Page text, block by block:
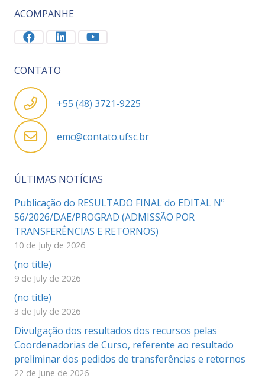
ACOMPANHE
CONTATO
+55 (48) 3721-9225
emc@contato.ufsc.br
ÚLTIMAS NOTÍCIAS
Publicação do RESULTADO FINAL do EDITAL Nº
56/2026/DAE/PROGRAD (ADMISSÃO POR
TRANSFERÊNCIAS E RETORNOS)
10 de July de 2026
(no title)
9 de July de 2026
(no title)
3 de July de 2026
Divulgação dos resultados dos recursos pelas
Coordenadorias de Curso, referente ao resultado
preliminar dos pedidos de transferências e retornos
22 de June de 2026